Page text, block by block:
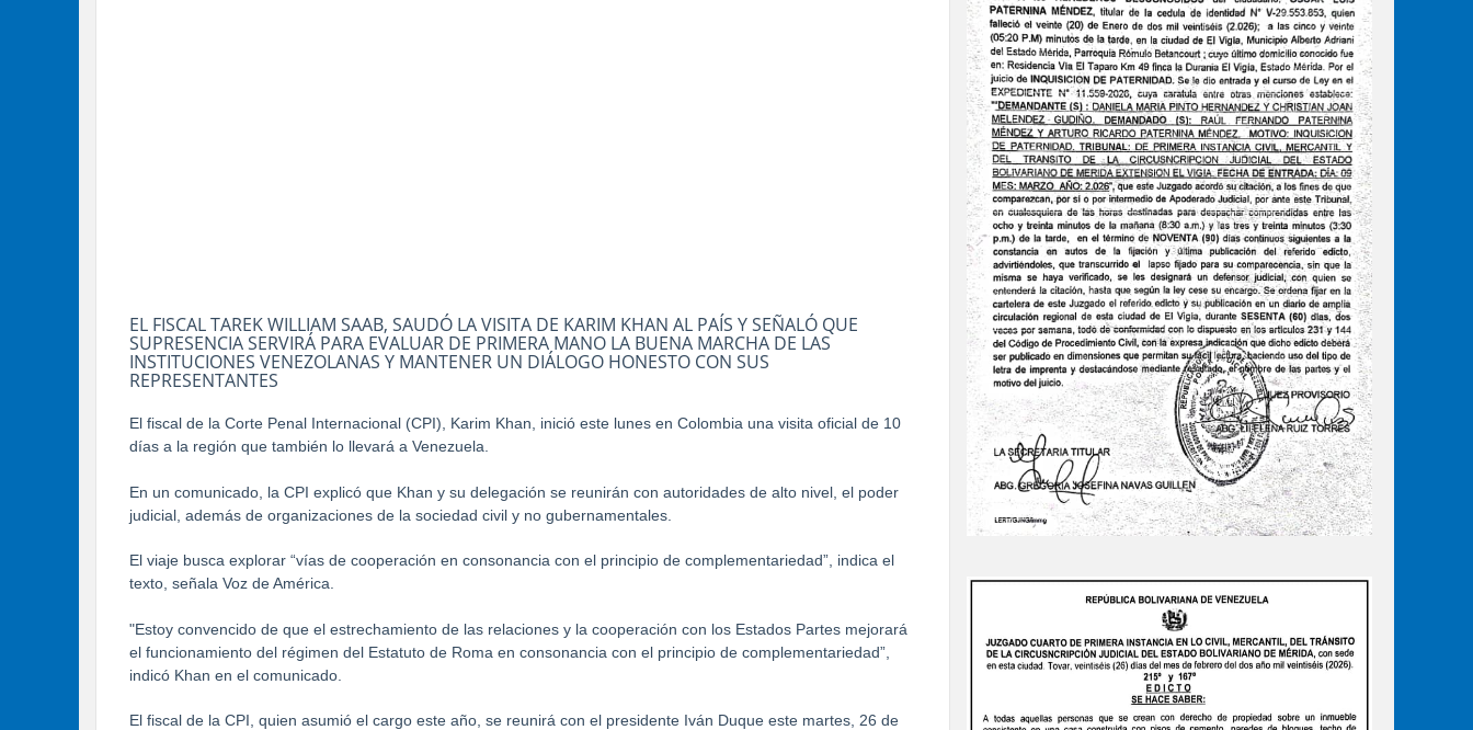
EL FISCAL TAREK WILLIAM SAAB, SAUDÓ LA VISITA DE KARIM KHAN AL PAÍS Y SEÑALÓ QUE
SUPRESENCIA SERVIRÁ PARA EVALUAR DE PRIMERA MANO LA BUENA MARCHA DE LAS
INSTITUCIONES VENEZOLANAS Y MANTENER UN DIÁLOGO HONESTO CON SUS
REPRESENTANTES
El fiscal de la Corte Penal Internacional (CPI), Karim Khan, inició este lunes en Colombia una visita oficial de 10
días a la región que también lo llevará a Venezuela.
En un comunicado, la CPI explicó que Khan y su delegación se reunirán con autoridades de alto nivel, el poder
judicial, además de organizaciones de la sociedad civil y no gubernamentales.
El viaje busca explorar “vías de cooperación en consonancia con el principio de complementariedad”, indica el
texto, señala Voz de América.
"Estoy convencido de que el estrechamiento de las relaciones y la cooperación con los Estados Partes mejorará
el funcionamiento del régimen del Estatuto de Roma en consonancia con el principio de complementariedad”,
indicó Khan en el comunicado.
El fiscal de la CPI, quien asumió el cargo este año, se reunirá con el presidente Iván Duque este martes, 26 de